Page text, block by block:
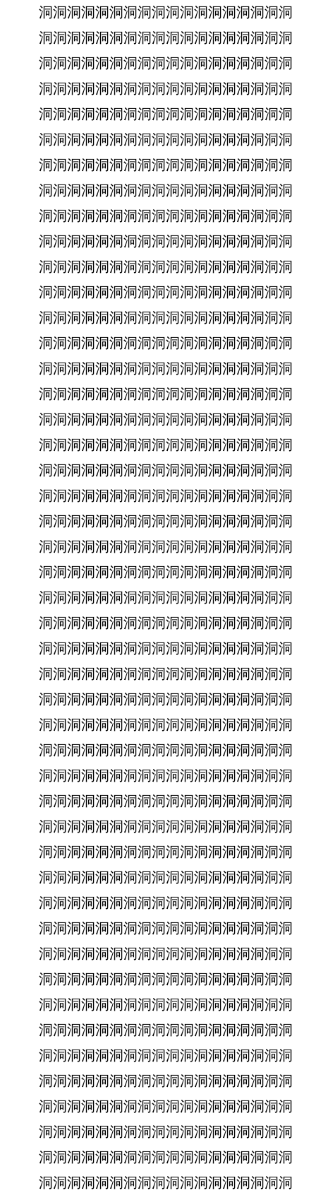
洞洞洞洞洞洞洞洞洞洞洞洞洞洞洞洞洞洞
洞洞洞洞洞洞洞洞洞洞洞洞洞洞洞洞洞洞
洞洞洞洞洞洞洞洞洞洞洞洞洞洞洞洞洞洞
洞洞洞洞洞洞洞洞洞洞洞洞洞洞洞洞洞洞
洞洞洞洞洞洞洞洞洞洞洞洞洞洞洞洞洞洞
洞洞洞洞洞洞洞洞洞洞洞洞洞洞洞洞洞洞
洞洞洞洞洞洞洞洞洞洞洞洞洞洞洞洞洞洞
洞洞洞洞洞洞洞洞洞洞洞洞洞洞洞洞洞洞
洞洞洞洞洞洞洞洞洞洞洞洞洞洞洞洞洞洞
洞洞洞洞洞洞洞洞洞洞洞洞洞洞洞洞洞洞
洞洞洞洞洞洞洞洞洞洞洞洞洞洞洞洞洞洞
洞洞洞洞洞洞洞洞洞洞洞洞洞洞洞洞洞洞
洞洞洞洞洞洞洞洞洞洞洞洞洞洞洞洞洞洞
洞洞洞洞洞洞洞洞洞洞洞洞洞洞洞洞洞洞
洞洞洞洞洞洞洞洞洞洞洞洞洞洞洞洞洞洞
洞洞洞洞洞洞洞洞洞洞洞洞洞洞洞洞洞洞
洞洞洞洞洞洞洞洞洞洞洞洞洞洞洞洞洞洞
洞洞洞洞洞洞洞洞洞洞洞洞洞洞洞洞洞洞
洞洞洞洞洞洞洞洞洞洞洞洞洞洞洞洞洞洞
洞洞洞洞洞洞洞洞洞洞洞洞洞洞洞洞洞洞
洞洞洞洞洞洞洞洞洞洞洞洞洞洞洞洞洞洞
洞洞洞洞洞洞洞洞洞洞洞洞洞洞洞洞洞洞
洞洞洞洞洞洞洞洞洞洞洞洞洞洞洞洞洞洞
洞洞洞洞洞洞洞洞洞洞洞洞洞洞洞洞洞洞
洞洞洞洞洞洞洞洞洞洞洞洞洞洞洞洞洞洞
洞洞洞洞洞洞洞洞洞洞洞洞洞洞洞洞洞洞
洞洞洞洞洞洞洞洞洞洞洞洞洞洞洞洞洞洞
洞洞洞洞洞洞洞洞洞洞洞洞洞洞洞洞洞洞
洞洞洞洞洞洞洞洞洞洞洞洞洞洞洞洞洞洞
洞洞洞洞洞洞洞洞洞洞洞洞洞洞洞洞洞洞
洞洞洞洞洞洞洞洞洞洞洞洞洞洞洞洞洞洞
洞洞洞洞洞洞洞洞洞洞洞洞洞洞洞洞洞洞
洞洞洞洞洞洞洞洞洞洞洞洞洞洞洞洞洞洞
洞洞洞洞洞洞洞洞洞洞洞洞洞洞洞洞洞洞
洞洞洞洞洞洞洞洞洞洞洞洞洞洞洞洞洞洞
洞洞洞洞洞洞洞洞洞洞洞洞洞洞洞洞洞洞
洞洞洞洞洞洞洞洞洞洞洞洞洞洞洞洞洞洞
洞洞洞洞洞洞洞洞洞洞洞洞洞洞洞洞洞洞
洞洞洞洞洞洞洞洞洞洞洞洞洞洞洞洞洞洞
洞洞洞洞洞洞洞洞洞洞洞洞洞洞洞洞洞洞
洞洞洞洞洞洞洞洞洞洞洞洞洞洞洞洞洞洞
洞洞洞洞洞洞洞洞洞洞洞洞洞洞洞洞洞洞
洞洞洞洞洞洞洞洞洞洞洞洞洞洞洞洞洞洞
洞洞洞洞洞洞洞洞洞洞洞洞洞洞洞洞洞洞
洞洞洞洞洞洞洞洞洞洞洞洞洞洞洞洞洞洞
洞洞洞洞洞洞洞洞洞洞洞洞洞洞洞洞洞洞
洞洞洞洞洞洞洞洞洞洞洞洞洞洞洞洞洞洞